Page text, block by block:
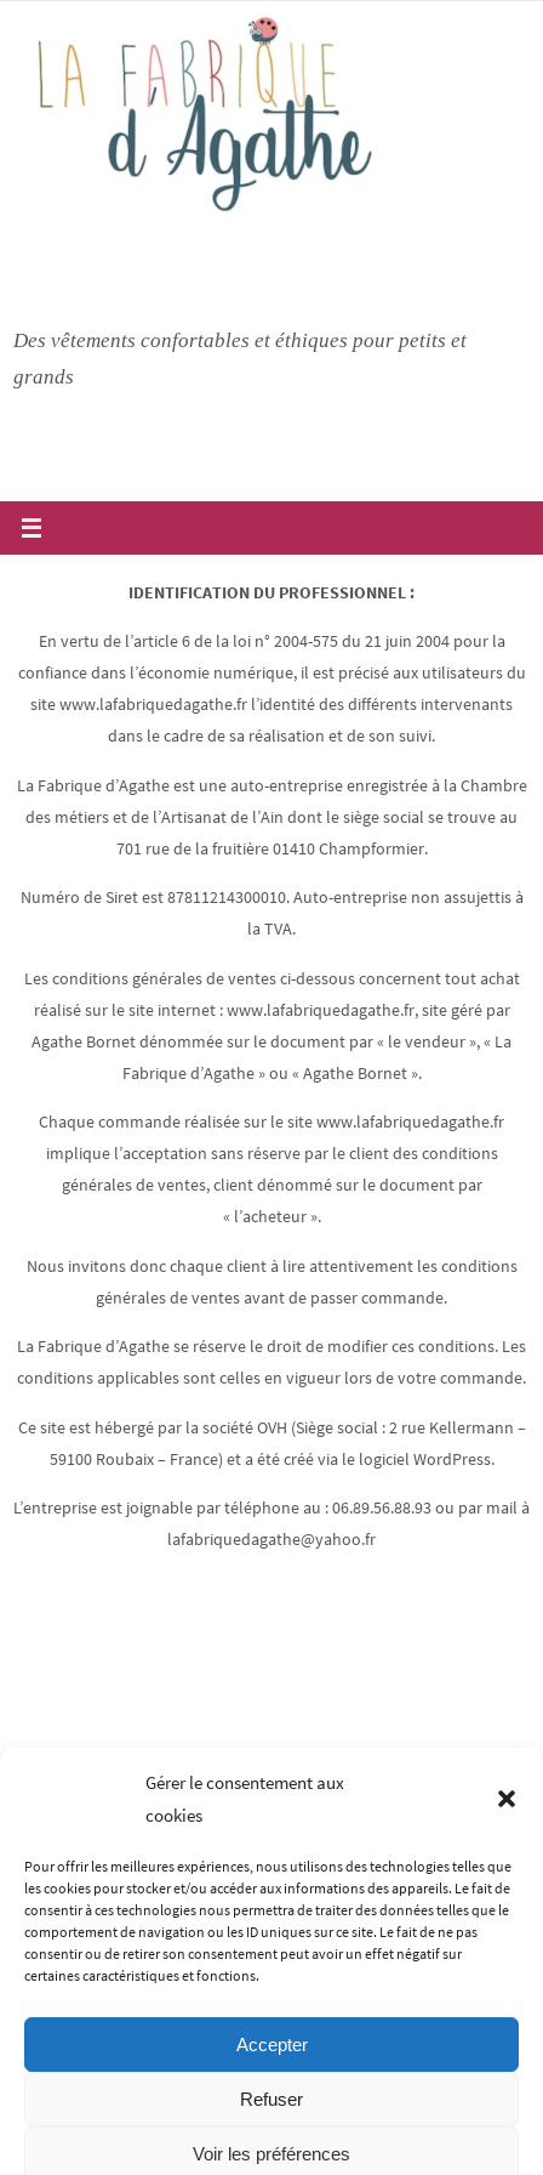
Gérer le consentement aux
cookies
Pour offrir les meilleures expériences, nous utilisons des technologies telles que
les cookies pour stocker et/ou accéder aux informations des appareils. Le fait de
consentir à ces technologies nous permettra de traiter des données telles que le
comportement de navigation ou les ID uniques sur ce site. Le fait de ne pas
consentir ou de retirer son consentement peut avoir un effet négatif sur
certaines caractéristiques et fonctions.
Accepter
Refuser
Voir les préférences
contenu
Des vêtements confortables et éthiques pour petits et
grands
IDENTIFICATION DU PROFESSIONNEL :
En vertu de l’article 6 de la loi n° 2004-575 du 21 juin 2004 pour la
confiance dans l’économie numérique, il est précisé aux utilisateurs du
site www.lafabriquedagathe.fr l’identité des différents intervenants
dans le cadre de sa réalisation et de son suivi.
La Fabrique d’Agathe est une auto-entreprise enregistrée à la Chambre
des métiers et de l’Artisanat de l’Ain dont le siège social se trouve au
701 rue de la fruitière 01410 Champformier.
Numéro de Siret est 87811214300010. Auto-entreprise non assujettis à
la TVA.
Les conditions générales de ventes ci-dessous concernent tout achat
réalisé sur le site internet : www.lafabriquedagathe.fr, site géré par
Agathe Bornet dénommée sur le document par « le vendeur », « La
Fabrique d’Agathe » ou « Agathe Bornet ».
Chaque commande réalisée sur le site www.lafabriquedagathe.fr
implique l’acceptation sans réserve par le client des conditions
générales de ventes, client dénommé sur le document par
« l’acheteur ».
Nous invitons donc chaque client à lire attentivement les conditions
générales de ventes avant de passer commande.
La Fabrique d’Agathe se réserve le droit de modifier ces conditions. Les
conditions applicables sont celles en vigueur lors de votre commande.
Ce site est hébergé par la société OVH (Siège social : 2 rue Kellermann –
59100 Roubaix – France) et a été créé via le logiciel WordPress.
L’entreprise est joignable par téléphone au : 06.89.56.88.93 ou par mail à
lafabriquedagathe@yahoo.fr
LES MENTIONS LÉGALES CONDITIONS GÉNÉRALES DE VENTES
POLITIQUE DE CONFIDENTIALITÉ CONTACT A PROPOS